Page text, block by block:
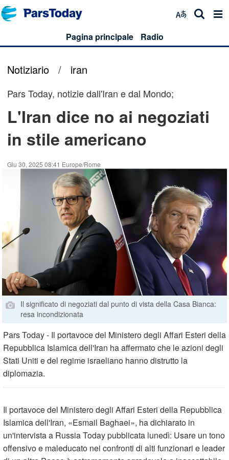
Pagina principale Radio
Notiziario / iran
Pars Today, notizie dall'Iran e dal Mondo;
L'Iran dice no ai negoziati
in stile americano
Giu 30, 2025 08:41 Europe/Rome
Il significato di negoziati dal punto di vista della Casa Bianca:
resa incondizionata
Pars Today - Il portavoce del Ministero degli Affari Esteri della
Repubblica Islamica dell'Iran ha affermato che le azioni degli
Stati Uniti e del regime israeliano hanno distrutto la
diplomazia.
Il portavoce del Ministero degli Affari Esteri della Repubblica
Islamica dell'Iran, »Esmail Baghaei«, ha dichiarato in
un'intervista a Russia Today pubblicata lunedì: Usare un tono
offensivo e maleducato nei confronti di alti funzionari e leader